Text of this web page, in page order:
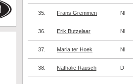
35. Frans Gremmen Nl
36. Erik Butzelaar Nl
37. Maria ter Hoek Nl
38. Nathalie Rausch D